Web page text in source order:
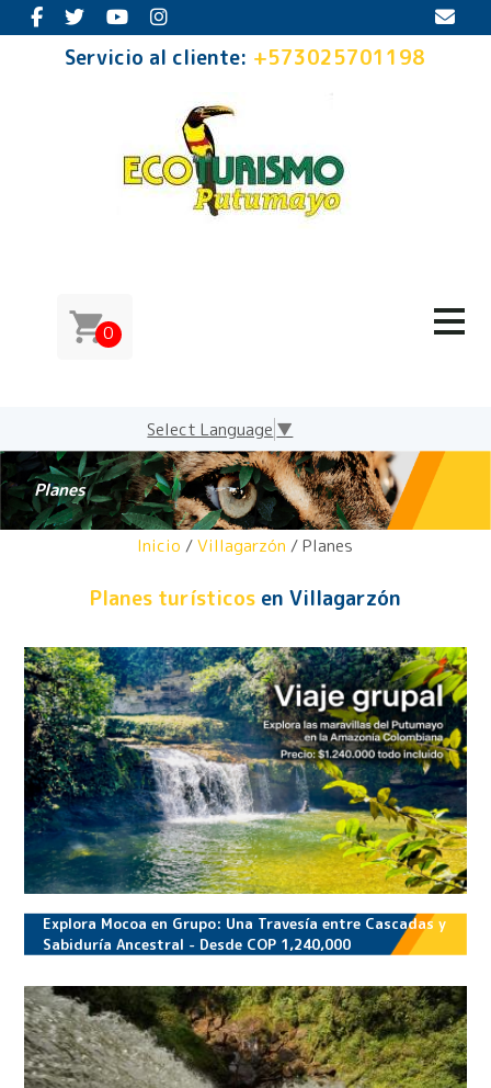
Servicio al cliente: +573025701198
0
Select Language ▼
Planes
Inicio /Villagarzón / Planes
Planes turísticos en Villagarzón
Explora Mocoa en Grupo: Una Travesía entre Cascadas y
Sabiduría Ancestral - Desde COP 1,240,000